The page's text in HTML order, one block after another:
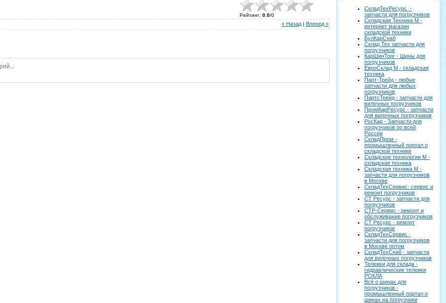
Рейтинг: 0.0/0
« Назад Вперед »
СкладТехРесурс -
запчасти для погрузчиков
Складская Техника М -
интернет магазин
складской техники
БулКарСнаб
Склад Тех запчасти для
погрузчиков
КарШинТорг - Шины для
погрузчиков
ЕвроСклад М - складская
техника
Парт-Трейд - любые
запчасти для любых
погрузчиков
ПартсТрейд - запчасти для
вилочных погрузчиков
ПромКарРесурс - запчасти
для вилочных погрузчиков
РосКар - Запчасти для
погрузчиков по всей
России
СкладПром -
промышленный портал о
складской технике
Складские технологии М -
складская техника
Складская техника М -
запчасти для погрузчиков
в Москве
СкладТехСервис- сервис и
ремонт погрузчиков
СТ Ресурс - запчасти для
погрузчиков
СТР-Сервис - ремонт и
обслуживание погрузчиков
СТ Ресурс - ремонт
погрузчиков
СкладТехСервис -
запчасти для погрузчиков
в Москве оптом
СкладТехСнаб - запчасти
для вилочных погрузчиков
Тележки для склада -
гидравлические тележки
РОКЛА
Всё о шинах для
погрузчиков -
промышленный портал о
шинах на погрузчики